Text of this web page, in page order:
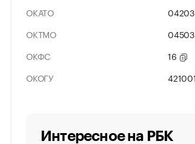
ОКАТО
ОКТМО
ОКФС
16
ОКОГУ
Интересное на РБК